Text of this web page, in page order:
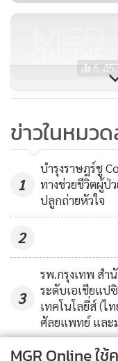
ข่าวในหมว
1
บำรุงราษฎร์ชู
ทางช่วยชีวิตผู้ป่
ปลูกถ่ายหัวใจ
2
3
รพ.กรุงเทพ สำ
ระดับเอเชียแป
เทคโนโลยี่ส์ (ไ
ศัลยแพทย์ และ
รพ.กรุงเทพอินเ
MGR Online ใ